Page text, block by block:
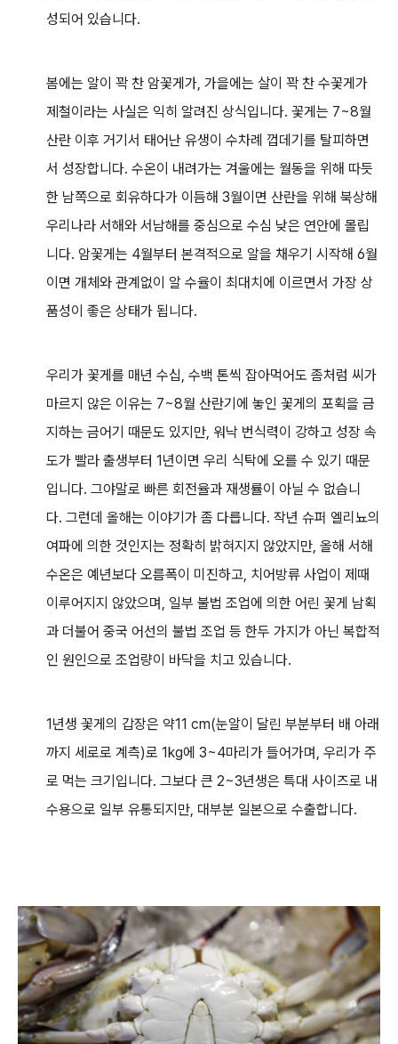
성되어 있습니다.
봄에는 알이 꽉 찬 암꽃게가, 가을에는 살이 꽉 찬 수꽃게가
제철이라는 사실은 익히 알려진 상식입니다. 꽃게는 7~8월
산란 이후 거기서 태어난 유생이 수차례 껍데기를 탈피하면
서 성장합니다. 수온이 내려가는 겨울에는 월동을 위해 따듯
한 남쪽으로 회유하다가 이듬해 3월이면 산란을 위해 북상해
우리나라 서해와 서남해를 중심으로 수심 낮은 연안에 몰립
니다. 암꽃게는 4월부터 본격적으로 알을 채우기 시작해 6월
이면 개체와 관계없이 알 수율이 최대치에 이르면서 가장 상
품성이 좋은 상태가 됩니다.
우리가 꽃게를 매년 수십, 수백 톤씩 잡아먹어도 좀처럼 씨가
마르지 않은 이유는 7~8월 산란기에 놓인 꽃게의 포획을 금
지하는 금어기 때문도 있지만, 워낙 번식력이 강하고 성장 속
도가 빨라 출생부터 1년이면 우리 식탁에 오를 수 있기 때문
입니다. 그야말로 빠른 회전율과 재생률이 아닐 수 없습니
다. 그런데 올해는 이야기가 좀 다릅니다. 작년 슈퍼 엘리뇨의
여파에 의한 것인지는 정확히 밝혀지지 않았지만, 올해 서해
수온은 예년보다 오름폭이 미진하고, 치어방류 사업이 제때
이루어지지 않았으며, 일부 불법 조업에 의한 어린 꽃게 남획
과 더불어 중국 어선의 불법 조업 등 한두 가지가 아닌 복합적
인 원인으로 조업량이 바닥을 치고 있습니다.
1년생 꽃게의 갑장은 약11 cm(눈알이 달린 부분부터 배 아래
까지 세로로 계측)로 1kg에 3~4마리가 들어가며, 우리가 주
로 먹는 크기입니다. 그보다 큰 2~3년생은 특대 사이즈로 내
수용으로 일부 유통되지만, 대부분 일본으로 수출합니다.